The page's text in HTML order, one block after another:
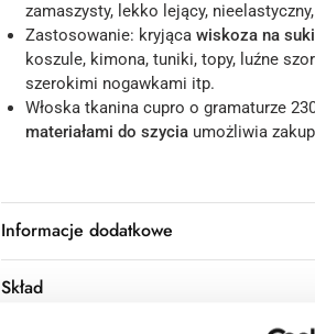
zamaszysty, lekko lejący,
Zastosowanie: kryjącawiskoza na
koszule, kimona, tuniki, topy, luźne
szerokimi nogawkami itp.
Włoska tkanina cupro o gramaturze
materiałami do szycia umożliwia
Informacje dodatkowe
Skład